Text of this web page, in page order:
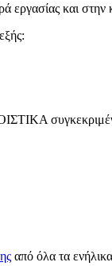
εργασίας και στην
από όλα τα